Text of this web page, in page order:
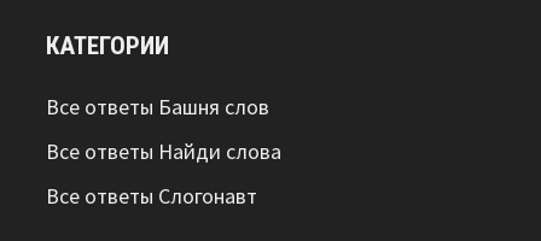
КАТЕГОРИИ
Все ответы Башня слов
Все ответы Найди слова
Все ответы Слогонавт